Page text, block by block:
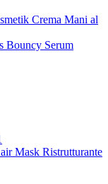
Crema Mani al
Bouncy Serum
Mask Ristrutturante